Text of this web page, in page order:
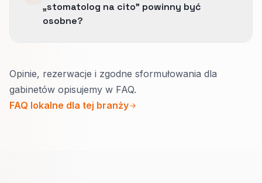
Przy wielu lokalizacjach i większej liczbie
„stomatolog na cito” powinny być
osobne?
Konsultacja tłumaczy przebieg, badania i
płatności.
Opinie, rezerwacje i zgodne sformułowania dla
gabinetów opisujemy w FAQ.
FAQ lokalne dla tej branży